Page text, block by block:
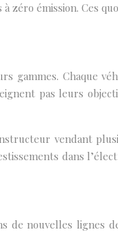
zéro émission. Ces
gammes. Chaque
pas leurs
vendant
dans
nouvelles lignes